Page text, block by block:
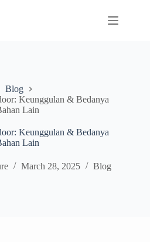
Blog
Keunggulan & Bedanya
Lain
Keunggulan & Bedanya
Lain
March 28, 2025 Blog